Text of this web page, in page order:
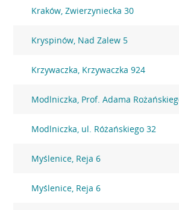
Kraków, Zwierzyniecka 30
Kryspinów, Nad Zalew 5
Krzywaczka, Krzywaczka 924
Modlniczka, Prof. Adama
Modlniczka, ul. Różańskiego 32
Myślenice, Reja 6
Myślenice, Reja 6